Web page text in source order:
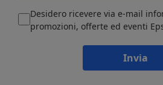
Desidero ricevere via e-mail
promozioni, offerte ed eventi
Invia